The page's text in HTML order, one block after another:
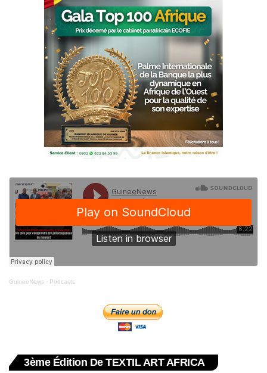
GuineeNews · Podcasts
3ème Édition De TEXTIL ART AFRICA